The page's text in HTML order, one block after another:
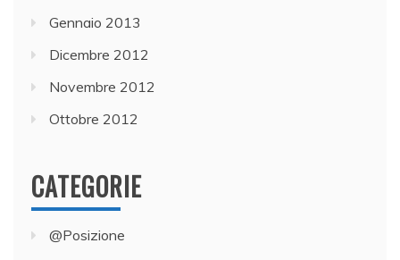
Gennaio 2013
Dicembre 2012
Novembre 2012
Ottobre 2012
CATEGORIE
@Posizione